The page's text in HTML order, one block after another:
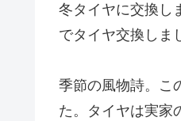
冬タイヤに交換し
でタイヤ交換しま
季節の風物詩。こ
た。タイヤは実家